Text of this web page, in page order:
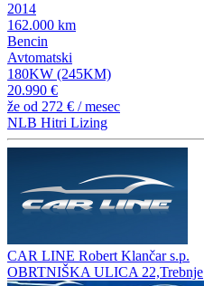
2014
162.000 km
Bencin
Avtomatski
180KW (245KM)
20.990 €
že od 272 € / mesec
NLB Hitri Lizing
CAR LINE Robert Klančar s.p.
OBRTNIŠKA ULICA 22,Trebnje